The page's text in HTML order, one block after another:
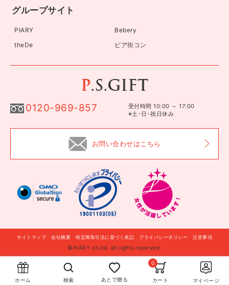
ホーム 検索 あとで贈る カート
0
マイページ
自分に贈る このギフトを贈る
グループサイト
PIARY
Bebery
theDe
ピア街コン
0120-969-857
受付時間 10:00 ～ 17:00
※土･日･祝日休み
お問い合わせはこちら
サイトマップ 会社概要 特定商取引法に基づく表記 プライバシーポリシー 注意事項
©PIARY co.ltd. all rights reserved.